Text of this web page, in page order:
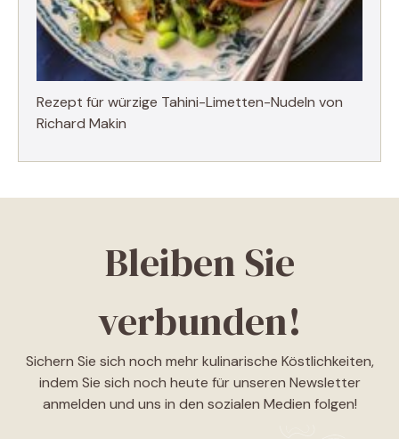
Rezept für würzige Tahini-Limetten-Nudeln von
Richard Makin
Bleiben Sie
verbunden!
Sichern Sie sich noch mehr kulinarische Köstlichkeiten,
indem Sie sich noch heute für unseren Newsletter
anmelden und uns in den sozialen Medien folgen!